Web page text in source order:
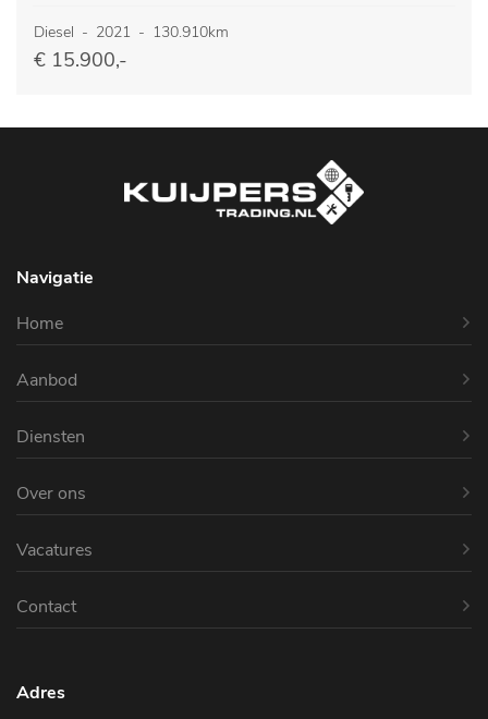
Diesel - 2021 - 130.910km
€ 15.900,-
Navigatie
Home
Aanbod
Diensten
Over ons
Vacatures
Contact
Adres